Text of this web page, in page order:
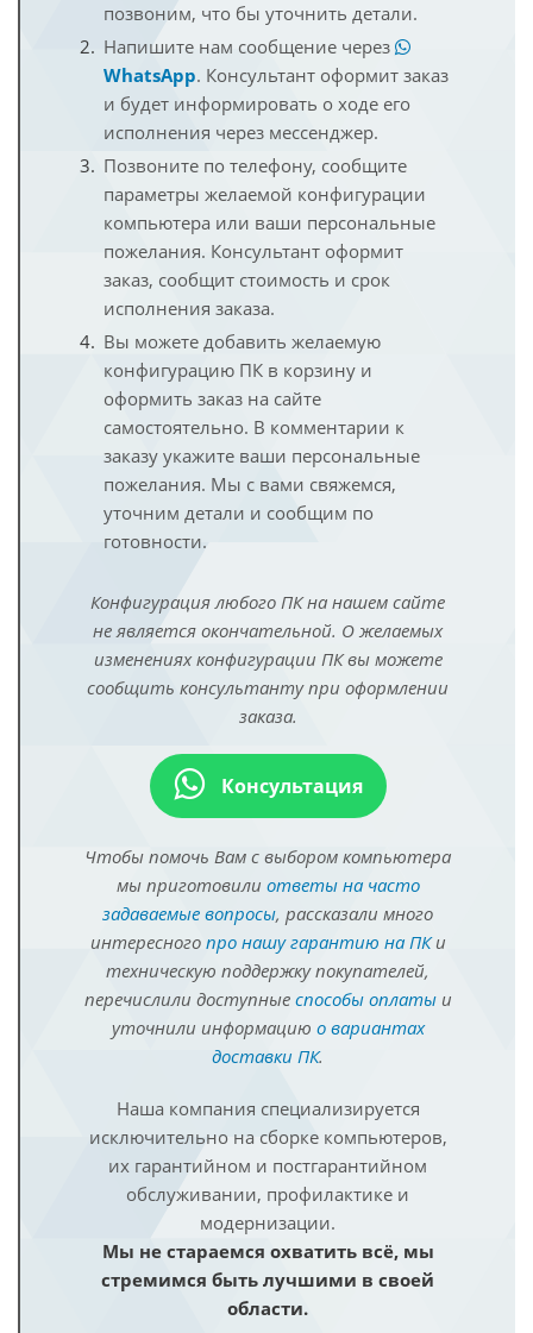
позвоним, что бы уточнить детали.
Напишите нам сообщение через
WhatsApp. Консультант оформит заказ
и будет информировать о ходе его
исполнения через мессенджер.
Позвоните по телефону, сообщите
параметры желаемой конфигурации
компьютера или ваши персональные
пожелания. Консультант оформит
заказ, сообщит стоимость и срок
исполнения заказа.
Вы можете добавить желаемую
конфигурацию ПК в корзину и
оформить заказ на сайте
самостоятельно. В комментарии к
заказу укажите ваши персональные
пожелания. Мы с вами свяжемся,
уточним детали и сообщим по
готовности.
Конфигурация любого ПК на нашем сайте
не является окончательной. О желаемых
изменениях конфигурации ПК вы можете
сообщить консультанту при оформлении
заказа.
Консультация
Чтобы помочь Вам с выбором компьютера
мы приготовили ответы на часто
задаваемые вопросы, рассказали много
интересного про нашу гарантию на ПКи
техническую поддержку покупателей,
перечислили доступные способы оплатыи
уточнили информацию о вариантах
доставки ПК.
Наша компания специализируется
исключительно на сборке компьютеров,
их гарантийном и постгарантийном
обслуживании, профилактике и
модернизации.
Мы не стараемся охватить всё, мы
стремимся быть лучшими в своей
области.